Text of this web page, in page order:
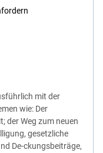
mit der
wie: Der
der Weg zum neuen
gesetzliche
De-ckungsbeiträge,